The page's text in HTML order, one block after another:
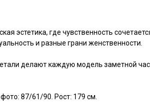
эстетика, где чувственность
и разные грани женственности.
делают каждую модель заметной
87/61/90. Рост: 179 см.